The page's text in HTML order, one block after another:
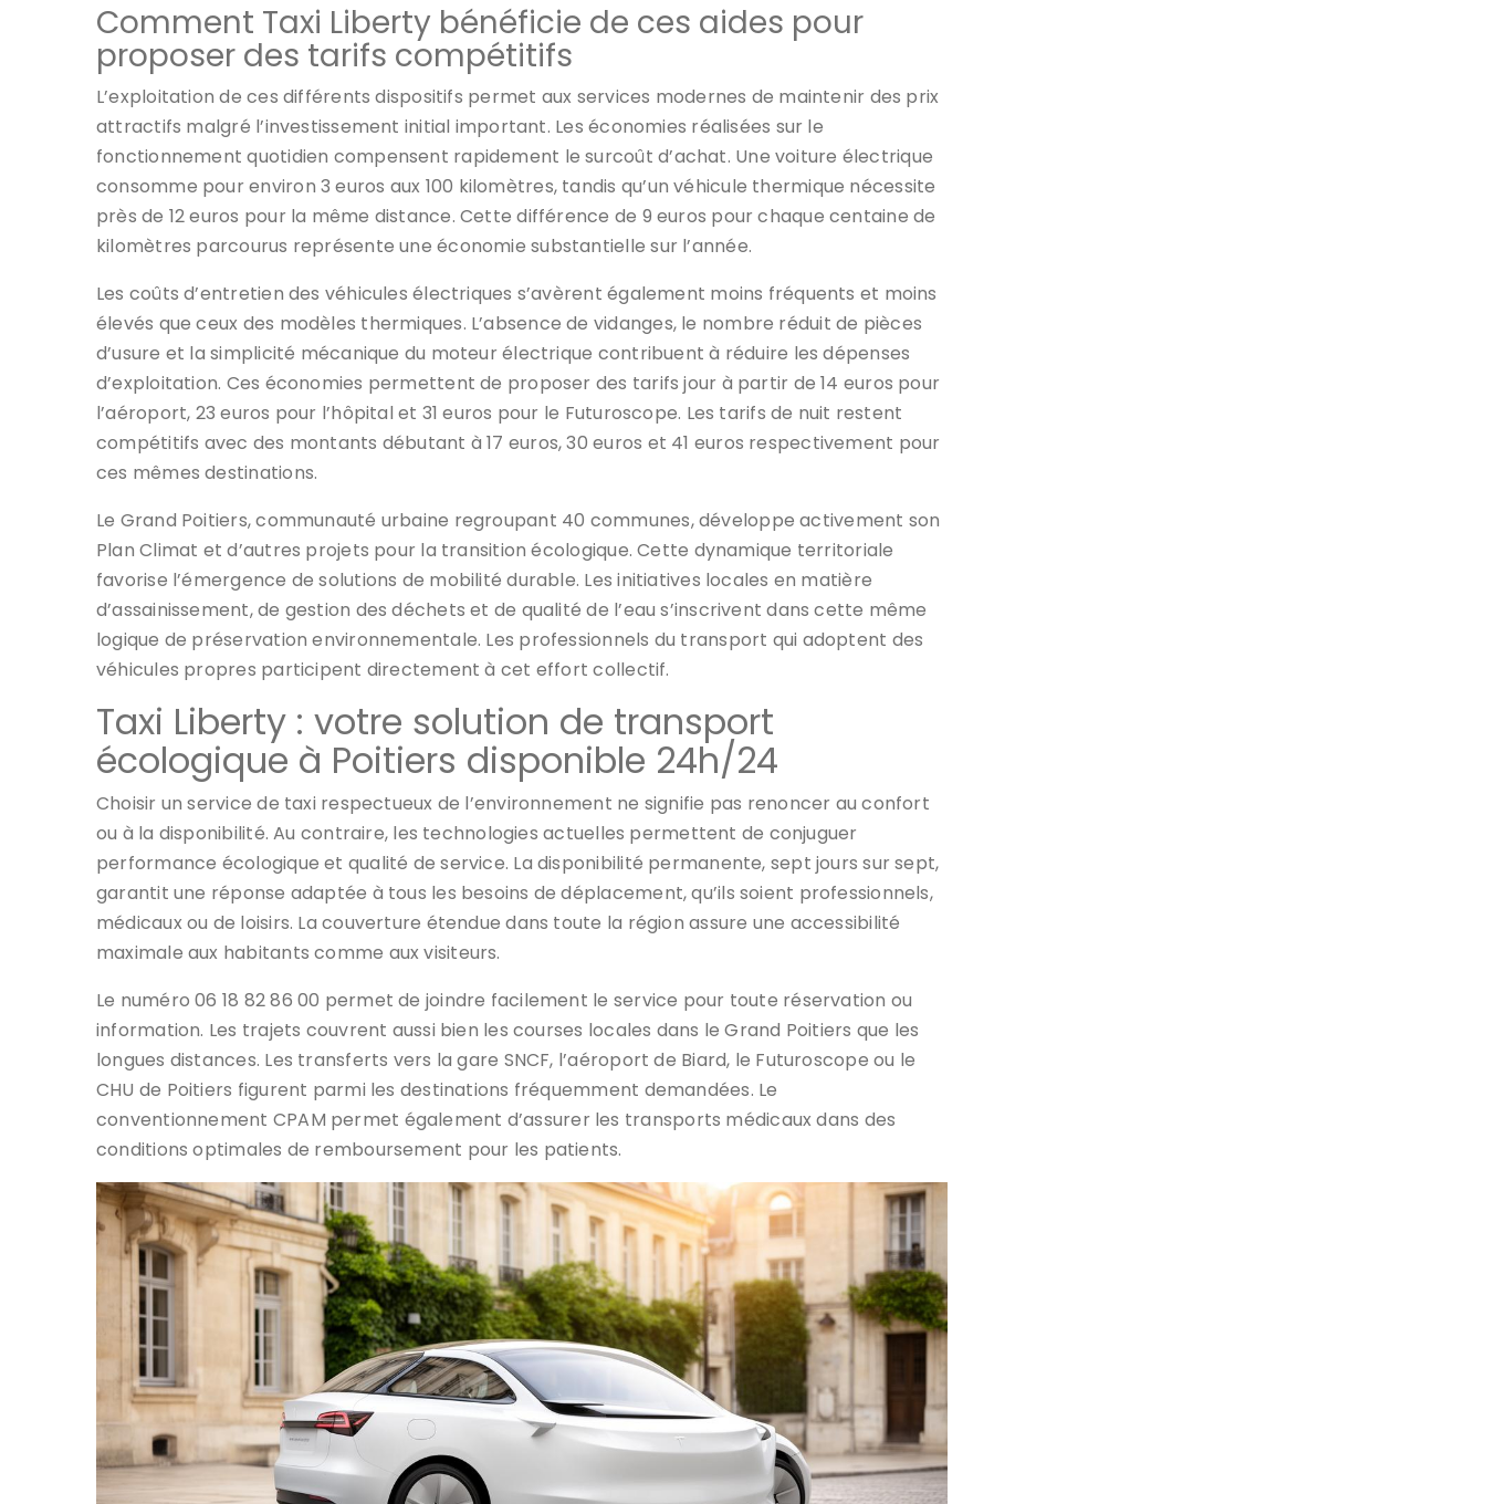
Comment Taxi Liberty bénéficie de ces aides pour
proposer des tarifs compétitifs
L’exploitation de ces différents dispositifs permet aux services modernes de maintenir des prix
attractifs malgré l’investissement initial important. Les économies réalisées sur le
fonctionnement quotidien compensent rapidement le surcoût d’achat. Une voiture électrique
consomme pour environ 3 euros aux 100 kilomètres, tandis qu’un véhicule thermique nécessite
près de 12 euros pour la même distance. Cette différence de 9 euros pour chaque centaine de
kilomètres parcourus représente une économie substantielle sur l’année.
Les coûts d’entretien des véhicules électriques s’avèrent également moins fréquents et moins
élevés que ceux des modèles thermiques. L’absence de vidanges, le nombre réduit de pièces
d’usure et la simplicité mécanique du moteur électrique contribuent à réduire les dépenses
d’exploitation. Ces économies permettent de proposer des tarifs jour à partir de 14 euros pour
l’aéroport, 23 euros pour l’hôpital et 31 euros pour le Futuroscope. Les tarifs de nuit restent
compétitifs avec des montants débutant à 17 euros, 30 euros et 41 euros respectivement pour
ces mêmes destinations.
Le Grand Poitiers, communauté urbaine regroupant 40 communes, développe activement son
Plan Climat et d’autres projets pour la transition écologique. Cette dynamique territoriale
favorise l’émergence de solutions de mobilité durable. Les initiatives locales en matière
d’assainissement, de gestion des déchets et de qualité de l’eau s’inscrivent dans cette même
logique de préservation environnementale. Les professionnels du transport qui adoptent des
véhicules propres participent directement à cet effort collectif.
Taxi Liberty : votre solution de transport
écologique à Poitiers disponible 24h/24
Choisir un service de taxi respectueux de l’environnement ne signifie pas renoncer au confort
ou à la disponibilité. Au contraire, les technologies actuelles permettent de conjuguer
performance écologique et qualité de service. La disponibilité permanente, sept jours sur sept,
garantit une réponse adaptée à tous les besoins de déplacement, qu’ils soient professionnels,
médicaux ou de loisirs. La couverture étendue dans toute la région assure une accessibilité
maximale aux habitants comme aux visiteurs.
Le numéro 06 18 82 86 00 permet de joindre facilement le service pour toute réservation ou
information. Les trajets couvrent aussi bien les courses locales dans le Grand Poitiers que les
longues distances. Les transferts vers la gare SNCF, l’aéroport de Biard, le Futuroscope ou le
CHU de Poitiers figurent parmi les destinations fréquemment demandées. Le
conventionnement CPAM permet également d’assurer les transports médicaux dans des
conditions optimales de remboursement pour les patients.